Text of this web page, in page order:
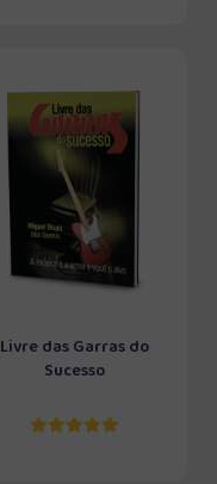
Livre das Garras do
Sucesso